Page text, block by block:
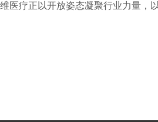
医疗正以开放姿态凝聚行业力量，